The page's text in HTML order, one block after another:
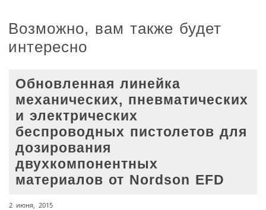
Возможно, вам также будет
интересно
Обновленная линейка
механических, пневматических
и электрических
беспроводных пистолетов для
дозирования
двухкомпонентных
материалов от Nordson EFD
2 июня, 2015